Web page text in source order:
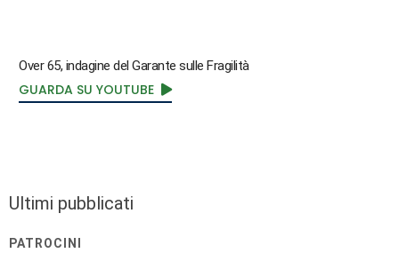
Over 65, indagine del Garante sulle Fragilità
GUARDA SU YOUTUBE
Ultimi pubblicati
PATROCINI